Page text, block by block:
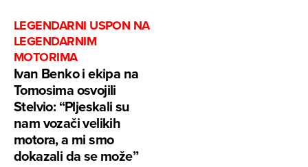
LEGENDARNI USPON NA
LEGENDARNIM
MOTORIMA
Ivan Benko i ekipa na
Tomosima osvojili
Stelvio: “Pljeskali su
nam vozači velikih
motora, a mi smo
dokazali da se može”